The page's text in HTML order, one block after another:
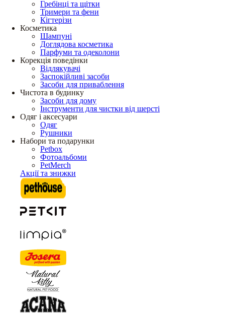
Гребінці та щітки
Тримери та фени
Кігтерізи
Косметика
Шампуні
Доглядова косметика
Парфуми та одеколони
Корекція поведінки
Відлякувачі
Заспокійливі засоби
Засоби для приваблення
Чистота в будинку
Засоби для дому
Інструменти для чистки від шерсті
Одяг і аксесуари
Одяг
Рушники
Набори та подарунки
Petbox
Фотоальбоми
PetMerch
Акції та знижки